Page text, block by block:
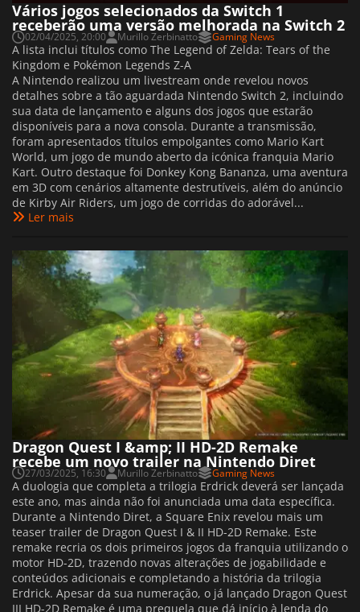
Vários jogos selecionados da Switch 1
receberão uma versão melhorada na Switch 2
02/04/2025, 20:00 Murillo Zerbinatto Gaming News
A lista inclui títulos como The Legend of Zelda: Tears of the
Kingdom e Pokémon Legends Z-A
A Nintendo realizou um livestream onde revelou novos
detalhes sobre a tão aguardada Nintendo Switch 2, incluindo
sua data de lançamento e alguns dos jogos que estarão
disponíveis para a nova consola. Durante a transmissão,
foram apresentados títulos empolgantes como Mario Kart
World, um jogo de mundo aberto da icónica franquia Mario
Kart. Outro destaque foi Donkey Kong Bananza, uma aventura
em 3D com cenários altamente destrutíveis, além do anúncio
de Kirby Air Riders, um jogo de corridas do adorável...
Ler mais
Dragon Quest I &amp; II HD-2D Remake
recebe um novo trailer na Nintendo Diret
27/03/2025, 16:30 Murillo Zerbinatto Gaming News
A duologia que completa a trilogia Erdrick deverá ser lançada
este ano, mas ainda não foi anunciada uma data específica.
Durante a Nintendo Diret, a Square Enix revelou mais um
teaser trailer de Dragon Quest I & II HD-2D Remake. Este
remake recria os dois primeiros jogos da franquia utilizando o
motor HD-2D, trazendo novas alterações de jogabilidade e
conteúdos adicionais e completando a história da trilogia
Erdrick. Apesar da sua numeração, o já lançado Dragon Quest
III HD-2D Remake é uma prequela que dá início à lenda do